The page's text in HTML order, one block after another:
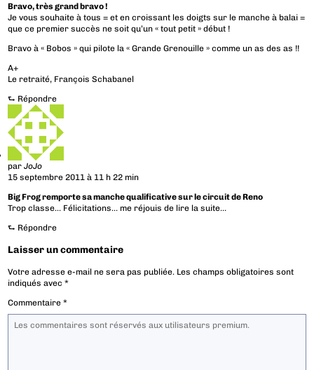
Bravo, très grand bravo !
Je vous souhaite à tous = et en croissant les doigts sur le manche à balai =
que ce premier succès ne soit qu’un « tout petit » début !
Bravo à « Bobos » qui pilote la « Grande Grenouille » comme un as des as !!
A+
Le retraité, François Schabanel
⮑ Répondre
parJoJo
15 septembre 2011 à 11 h 22 min
Big Frog remporte sa manche qualificative sur le circuit de Reno
Trop classe… Félicitations… me réjouis de lire la suite…
⮑ Répondre
Laisser un commentaire
Votre adresse e-mail ne sera pas publiée. Les champs obligatoires sont
indiqués avec*
Commentaire*